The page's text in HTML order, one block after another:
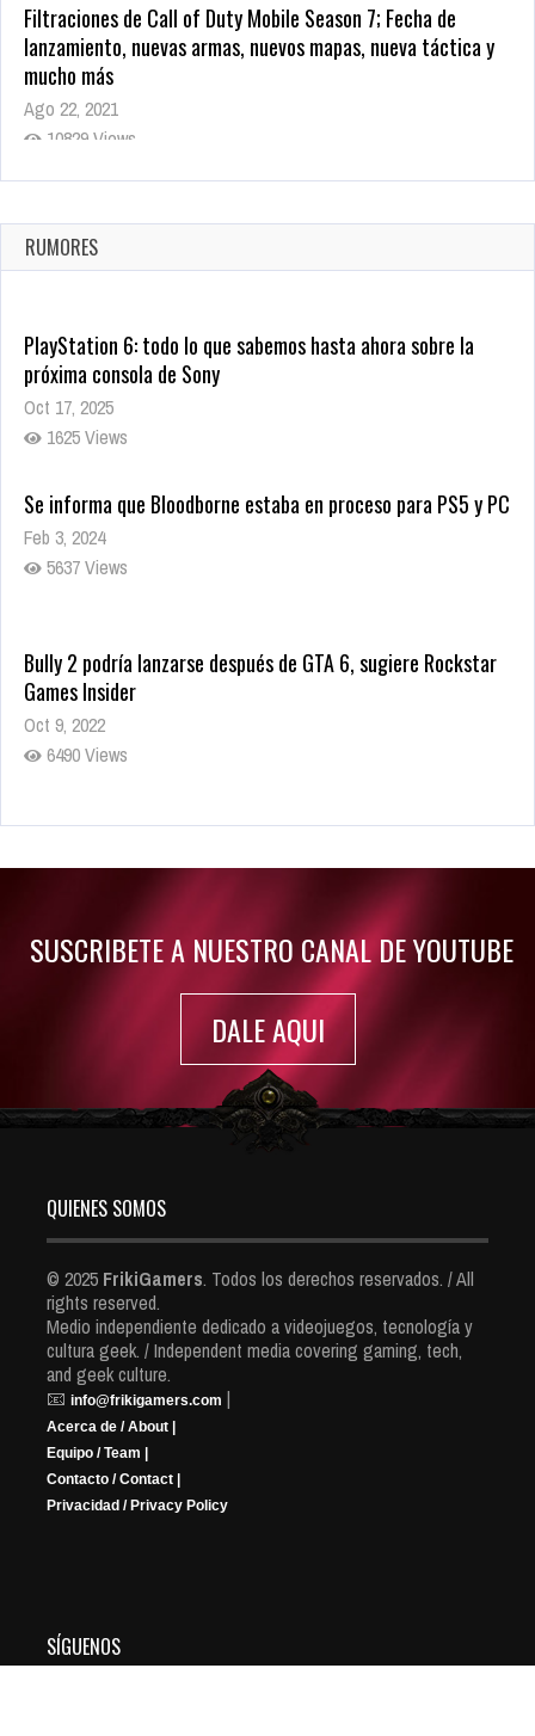
Filtraciones de Call of Duty Mobile Season 7; Fecha de
lanzamiento, nuevas armas, nuevos mapas, nueva táctica y
mucho más
Ago 22, 2021
10829 Views
La configuración de Call of Duty 2021 aparentemente ya fue
Ago 8, 2021
10010 Views
RUMORES
PlayStation 6: todo lo que sabemos hasta ahora sobre la
próxima consola de Sony
Oct 17, 2025
1625 Views
Se informa que Bloodborne estaba en proceso para PS5 y PC
Feb 3, 2024
5637 Views
Bully 2 podría lanzarse después de GTA 6, sugiere Rockstar
Games Insider
Oct 9, 2022
6490 Views
Rumor: Se filtran los primeros detalles de Resident Evil 9
SUSCRIBETE A NUESTRO CANAL DE YOUTUBE
DALE AQUI
QUIENES SOMOS
© 2025 FrikiGamers. Todos los derechos reservados. / All
rights reserved.
Medio independiente dedicado a videojuegos, tecnología y
cultura geek. / Independent media covering gaming, tech,
and geek culture.
📧 info@frikigamers.com |
Acerca de / About |
Equipo / Team |
Contacto / Contact |
Privacidad / Privacy Policy
SÍGUENOS